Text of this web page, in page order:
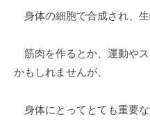
2013
25
身体の細胞で合成され、生
筋肉を作るとか、運動や
かもしれませんが、
身体にとってとても重要な